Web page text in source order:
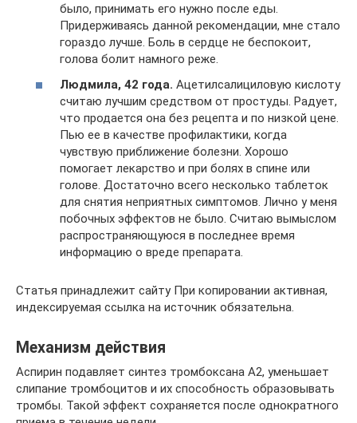
было, принимать его нужно после еды.
Придерживаясь данной рекомендации, мне стало
гораздо лучше. Боль в сердце не беспокоит,
голова болит намного реже.
Людмила, 42 года. Ацетилсалициловую кислоту
считаю лучшим средством от простуды. Радует,
что продается она без рецепта и по низкой цене.
Пью ее в качестве профилактики, когда
чувствую приближение болезни. Хорошо
помогает лекарство и при болях в спине или
голове. Достаточно всего несколько таблеток
для снятия неприятных симптомов. Лично у меня
побочных эффектов не было. Считаю вымыслом
распространяющуюся в последнее время
информацию о вреде препарата.
Статья принадлежит сайту При копировании активная,
индексируемая ссылка на источник обязательна.
Механизм действия
Аспирин подавляет синтез тромбоксана А2, уменьшает
слипание тромбоцитов и их способность образовывать
тромбы. Такой эффект сохраняется после однократного